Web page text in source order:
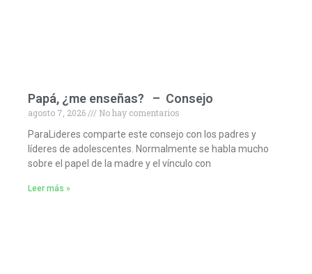
Papá, ¿me enseñas? – Consejo
agosto 7, 2026
No hay comentarios
ParaLideres comparte este consejo con los padres y
líderes de adolescentes. Normalmente se habla mucho
sobre el papel de la madre y el vínculo con
Leer más »